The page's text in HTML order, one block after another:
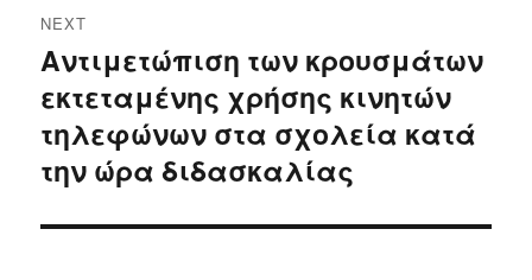
NEXT
Next
post:
Αντιμετώπιση των κρουσμάτων
εκτεταμένης χρήσης κινητών
τηλεφώνων στα σχολεία κατά
την ώρα διδασκαλίας